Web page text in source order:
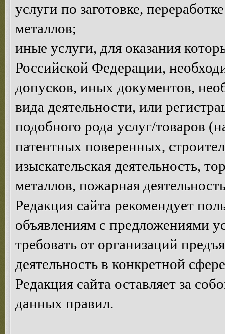
услуги по заготовке,
металлов;
иные услуги, для оказания
Российской Федерации,
допусков, иных документов,
вида деятельности, или
подобного рода услуг/товаров
патентных поверенных,
изыскательская деятельность,
металлов, пожарная
Редакция сайта рекомендует
объявлениям с предложениями
требовать от организаций
деятельность в конкретной
Редакция сайта оставляет за
данных правил.